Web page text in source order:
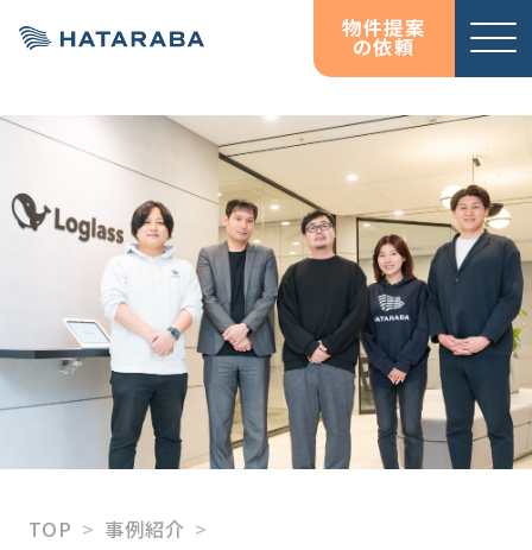
物件提案
の依頼
サービ
ス紹介
オフィス移転コンサルテ
ィング
HATARABAサーベイ
物件検索サイト
HATARABAオフィス
HATARABAリーシング・
プロパティマネジメント
HATARABA居抜き
お役立
ち情報
資料ダウンロード
コラム
お役立
ち情報
資料ダウンロード
コラム
TOP
事例紹介